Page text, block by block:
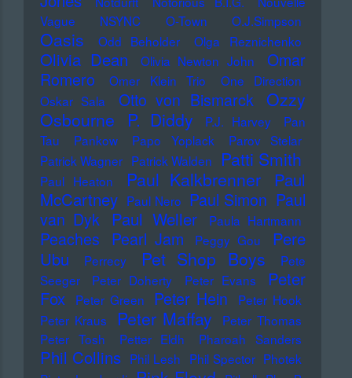
Vague
NSYNC O-Town O.J.Simpson
Oasis Odd Beholder Olga Reznichenko
Olivia Dean Olivia Newton John
Omar
Romero
Omer Klein Trio
One Direction
Oskar Sala
Otto von Bismarck Ozzy
Osbourne
P. Diddy P.J. Harvey
Pan
Tau
Pankow Papo Yoplack
Parov Stelar
Patrick Wagner Patrick Walden Patti Smith
Paul Heaton Paul Kalkbrenner
Paul
McCartney Paul Nero Paul Simon Paul
van Dyk Paul Weller Paula Hartmann
Peaches Pearl Jam Peggy Gou
Pere
Ubu
Perrecy Pet Shop Boys
Pete
Seeger
Peter Doherty Peter Evans
Peter
Fox
Peter Green Peter Hein
Peter Hook
Peter Kraus
Peter Maffay
Peter Thomas
Peter Tosh
Petter Eldh Pharoah Sanders
Phil Collins Phil Lesh Phil Spector Photek